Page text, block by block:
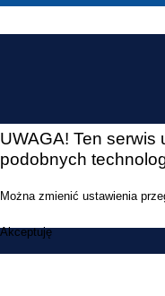
UWAGA! Ten serwis
podobnych
Można zmienić ustawienia
Akceptuję